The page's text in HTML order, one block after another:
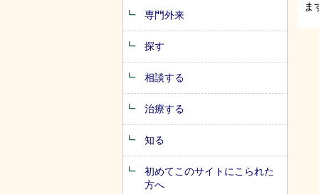
専門外来
探す
相談する
治療する
知る
初めてこのサイトにこられた
方へ
ま